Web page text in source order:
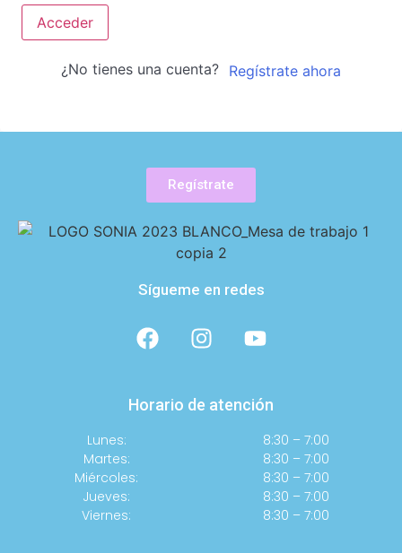
Acceder
¿No tienes una cuenta? Regístrate ahora
Regístrate
Sígueme en redes
Horario de atención
Lunes:
Martes:
Miércoles:
Jueves:
Viernes:
8:30 – 7:00
8:30 – 7:00
8:30 – 7:00
8:30 – 7:00
8:30 – 7:00